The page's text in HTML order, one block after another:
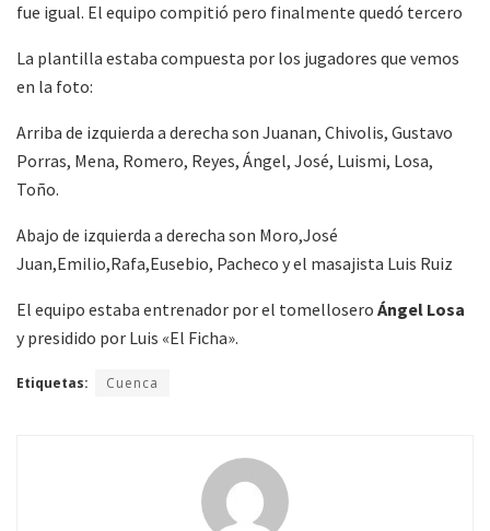
fue igual. El equipo compitió pero finalmente quedó tercero
La plantilla estaba compuesta por los jugadores que vemos
en la foto:
Arriba de izquierda a derecha son Juanan, Chivolis, Gustavo
Porras, Mena, Romero, Reyes, Ángel, José, Luismi, Losa,
Toño.
Abajo de izquierda a derecha son Moro,José
Juan,Emilio,Rafa,Eusebio, Pacheco y el masajista Luis Ruiz
El equipo estaba entrenador por el tomellosero Ángel Losa
y presidido por Luis «El Ficha».
Etiquetas: Cuenca